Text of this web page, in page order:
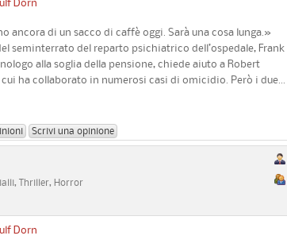
ancora di un sacco di caffè oggi. Sarà una cosa lunga.»
seminterrato del reparto psichiatrico dell’ospedale, Frank
alla soglia della pensione, chiede aiuto a Robert
ha collaborato in numerosi casi di omicidio. Però i due...
Scrivi una opinione
Thriller, Horror
Dorn